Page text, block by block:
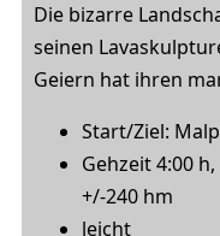
Die bizarre
seinen
Geiern hat ihren
Start/Ziel:
Gehzeit 4:00
+/-240 hm
leicht